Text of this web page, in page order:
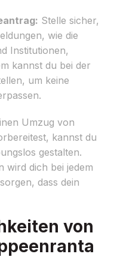
Stelle sicher,
wie die
Institutionen,
kannst du bei der
um keine
Umzug von
kannst du
gestalten.
wird dich bei jedem
dass dein
von